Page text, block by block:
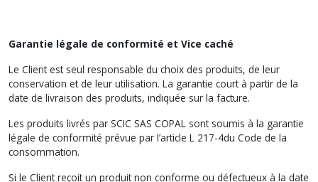
Garantie légale de conformité et Vice caché
Le Client est seul responsable du choix des produits, de leur
conservation et de leur utilisation. La garantie court à partir de la
date de livraison des produits, indiquée sur la facture.
Les produits livrés par SCIC SAS COPAL sont soumis à la garantie
légale de conformité prévue par l’article L 217-4du Code de la
consommation.
Si le Client reçoit un produit non conforme ou défectueux à la date